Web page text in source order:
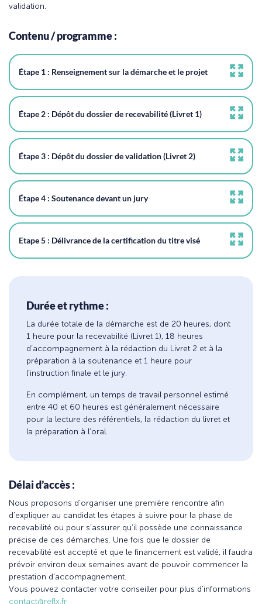
validation.
Contenu / programme :
Étape 1 : Renseignement sur la démarche et le projet
Étape 2 : Dépôt du dossier de recevabilité (Livret 1)
Étape 3 : Dépôt du dossier de validation (Livret 2)
Étape 4 : Soutenance devant un jury
Etape 5 : Délivrance de la certification du titre visé
Durée et rythme :
La durée totale de la démarche est de 20 heures, dont
1 heure pour la recevabilité (Livret 1), 18 heures
d’accompagnement à la rédaction du Livret 2 et à la
préparation à la soutenance et 1 heure pour
l’instruction finale et le jury.
En complément, un temps de travail personnel estimé
entre 40 et 60 heures est généralement nécessaire
pour la lecture des référentiels, la rédaction du livret et
la préparation à l’oral.
Délai d’accès :
Nous proposons d’organiser une première rencontre afin
d’expliquer au candidat les étapes à suivre pour la phase de
recevabilité ou pour s’assurer qu’il possède une connaissance
précise de ces démarches. Une fois que le dossier de
recevabilité est accepté et que le financement est validé, il faudra
prévoir environ deux semaines avant de pouvoir commencer la
prestation d’accompagnement.
Vous pouvez contacter votre conseiller pour plus d’informations
contact@reflx.fr